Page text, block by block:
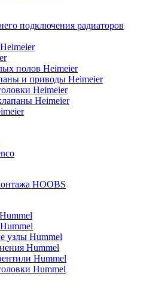
подключения радиаторов
полов Heimeier
и приводы Heimeier
Heimeier
Heimeier
HOOBS
узлы Hummel
Hummel
Hummel
Hummel